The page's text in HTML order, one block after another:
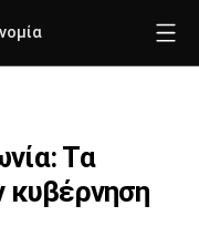
Τα
κυβέρνηση